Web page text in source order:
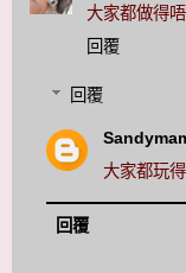
大家都做得
回覆
回覆
大家都玩
回覆